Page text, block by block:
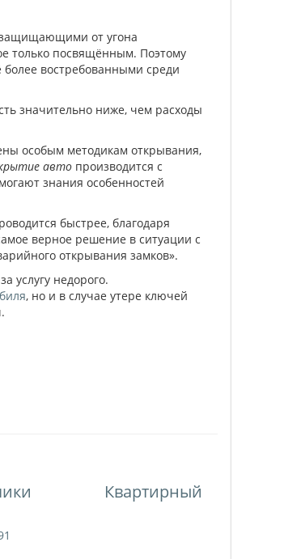
защищающими от угона
только посвящённым. Поэтому
востребованными среди
значительно ниже, чем расходы
особым методикам открывания,
авто производится с
знания особенностей
быстрее, благодаря
верное решение в ситуации с
открывания замков».
услугу недорого.
, но и в случае утере ключей
Квартирный